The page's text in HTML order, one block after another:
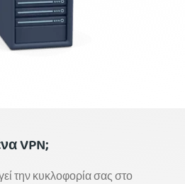
VPN;
την κυκλοφορία σας στο